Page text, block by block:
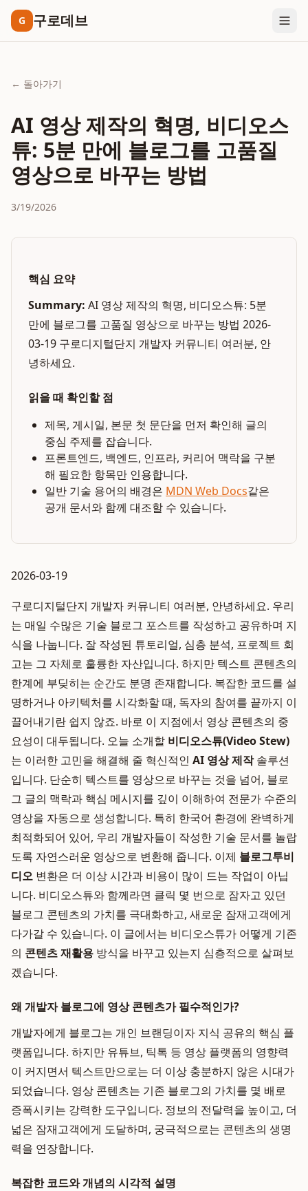
G 구로데브
← 돌아가기
AI 영상 제작의 혁명, 비디오스
튜: 5분 만에 블로그를 고품질
영상으로 바꾸는 방법
3/19/2026
핵심 요약
Summary: AI 영상 제작의 혁명, 비디오스튜: 5분
만에 블로그를 고품질 영상으로 바꾸는 방법 2026-
03-19 구로디지털단지 개발자 커뮤니티 여러분, 안
녕하세요.
읽을 때 확인할 점
제목, 게시일, 본문 첫 문단을 먼저 확인해 글의
중심 주제를 잡습니다.
프론트엔드, 백엔드, 인프라, 커리어 맥락을 구분
해 필요한 항목만 인용합니다.
일반 기술 용어의 배경은 MDN Web Docs같은
공개 문서와 함께 대조할 수 있습니다.
2026-03-19
구로디지털단지 개발자 커뮤니티 여러분, 안녕하세요. 우리
는 매일 수많은 기술 블로그 포스트를 작성하고 공유하며 지
식을 나눕니다. 잘 작성된 튜토리얼, 심층 분석, 프로젝트 회
고는 그 자체로 훌륭한 자산입니다. 하지만 텍스트 콘텐츠의
한계에 부딪히는 순간도 분명 존재합니다. 복잡한 코드를 설
명하거나 아키텍처를 시각화할 때, 독자의 참여를 끝까지 이
끌어내기란 쉽지 않죠. 바로 이 지점에서 영상 콘텐츠의 중
요성이 대두됩니다. 오늘 소개할 비디오스튜(Video Stew)
는 이러한 고민을 해결해 줄 혁신적인 AI 영상 제작솔루션
입니다. 단순히 텍스트를 영상으로 바꾸는 것을 넘어, 블로
그 글의 맥락과 핵심 메시지를 깊이 이해하여 전문가 수준의
영상을 자동으로 생성합니다. 특히 한국어 환경에 완벽하게
최적화되어 있어, 우리 개발자들이 작성한 기술 문서를 놀랍
도록 자연스러운 영상으로 변환해 줍니다. 이제 블로그투비
디오 변환은 더 이상 시간과 비용이 많이 드는 작업이 아닙
니다. 비디오스튜와 함께라면 클릭 몇 번으로 잠자고 있던
블로그 콘텐츠의 가치를 극대화하고, 새로운 잠재고객에게
다가갈 수 있습니다. 이 글에서는 비디오스튜가 어떻게 기존
의 콘텐츠 재활용 방식을 바꾸고 있는지 심층적으로 살펴보
겠습니다.
왜 개발자 블로그에 영상 콘텐츠가 필수적인가?
개발자에게 블로그는 개인 브랜딩이자 지식 공유의 핵심 플
랫폼입니다. 하지만 유튜브, 틱톡 등 영상 플랫폼의 영향력
이 커지면서 텍스트만으로는 더 이상 충분하지 않은 시대가
되었습니다. 영상 콘텐츠는 기존 블로그의 가치를 몇 배로
증폭시키는 강력한 도구입니다. 정보의 전달력을 높이고, 더
넓은 잠재고객에게 도달하며, 궁극적으로는 콘텐츠의 생명
력을 연장합니다.
복잡한 코드와 개념의 시각적 설명